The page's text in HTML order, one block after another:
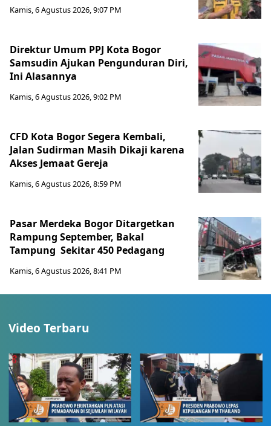
Kamis, 6 Agustus 2026, 9:07 PM
Direktur Umum PPJ Kota Bogor
Samsudin Ajukan Pengunduran Diri,
Ini Alasannya
Kamis, 6 Agustus 2026, 9:02 PM
CFD Kota Bogor Segera Kembali,
Jalan Sudirman Masih Dikaji karena
Akses Jemaat Gereja
Kamis, 6 Agustus 2026, 8:59 PM
Pasar Merdeka Bogor Ditargetkan
Rampung September, Bakal
Tampung Sekitar 450 Pedagang
Kamis, 6 Agustus 2026, 8:41 PM
Video Terbaru